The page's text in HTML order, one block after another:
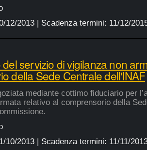
12/2013| Scadenza termini: 11/12/
servizio di vigilanza non
della Sede Centrale dell'INAF
mediante cottimo fiduciario per
relativo al comprensorio della
10/2013| Scadenza termini: 11/11/